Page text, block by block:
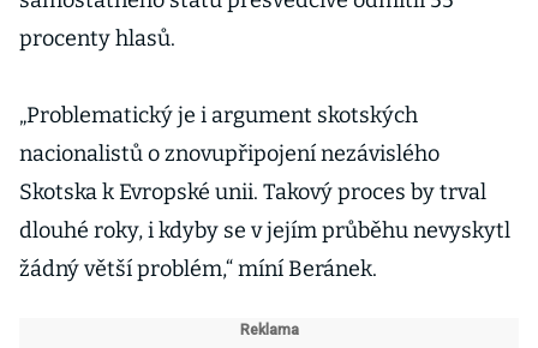
procenty hlasů.
„Problematický je i argument skotských
nacionalistů o znovupřipojení nezávislého
Skotska k Evropské unii. Takový proces by trval
dlouhé roky, i kdyby se v jejím průběhu nevyskytl
žádný větší problém,“ míní Beránek.